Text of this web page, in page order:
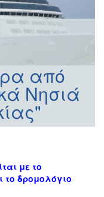
από
Νησιά
με το
το δρομολόγιο